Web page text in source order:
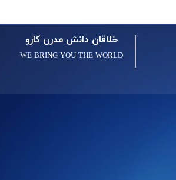
خلاقان دانش مدرن کارو
WE BRING YOU THE WORLD